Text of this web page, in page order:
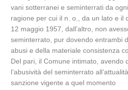
vani sotterranei e seminterrati da
ragione per cui il n. o., da un lato e il
12 maggio 1957, dall’altro, non
seminterrato, pur dovendo entrambi
abusi e della materiale consistenza
Del pari, il Comune intimato, avendo
l’abusività del seminterrato
sanzione vigente a quel momento